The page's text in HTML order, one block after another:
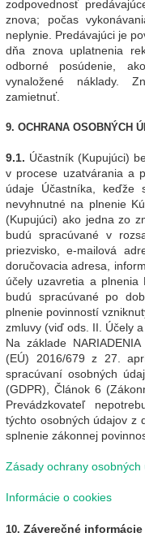
zodpovednosť
znova; počas
neplynie. Predávajúci je
dňa znova uplatnenia
odborné posúdenie,
vynaložené náklady.
zamietnuť.
9. OCHRANA OSOBNÝCH
9.1. Účastník (Kupujúci)
v procese uzatvárania a
údaje Účastníka, keďže
nevyhnutné na plnenie
(Kupujúci) ako jedna zo
budú spracúvané v
priezvisko, e-mailová
doručovacia adresa,
účely uzavretia a plnenia
budú spracúvané po
plnenie povinností
zmluvy (viď ods. II. Účely
Na základe
(EÚ) 2016/679 z 27.
spracúvaní osobných
(GDPR), Článok 6
Prevádzkovateľ
týchto osobných údajov z
splnenie zákonnej
Zásady ochrany osobných
Informácie o cookies
10. Záverečné informácie